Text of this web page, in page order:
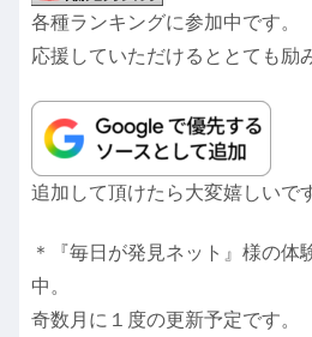
各種ランキングに参加中です。
応援していただけるととても励
追加して頂けたら大変嬉しいで
＊『毎日が発見ネット』様の体
中。
奇数月に１度の更新予定です。